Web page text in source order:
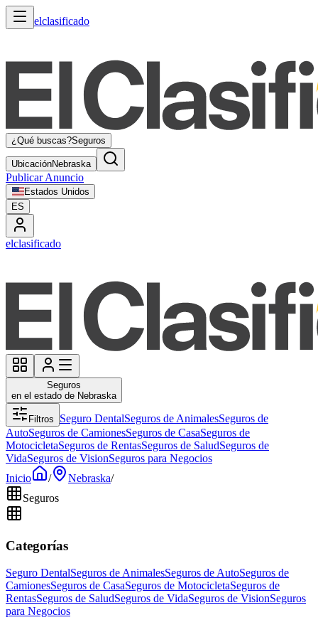
elclasificado
¿Qué buscas?Seguros
UbicaciónNebraska
Publicar Anuncio
Estados Unidos
ES
elclasificado
Seguros
en el estado de Nebraska
Filtros Seguro DentalSeguros de AnimalesSeguros de
AutoSeguros de CamionesSeguros de CasaSeguros de
MotocicletaSeguros de RentasSeguros de SaludSeguros de
VidaSeguros de VisionSeguros para Negocios
Inicio
/ Nebraska/
Seguros
Categorías
Seguro DentalSeguros de AnimalesSeguros de AutoSeguros de
CamionesSeguros de CasaSeguros de MotocicletaSeguros de
RentasSeguros de SaludSeguros de VidaSeguros de VisionSeguros
para Negocios